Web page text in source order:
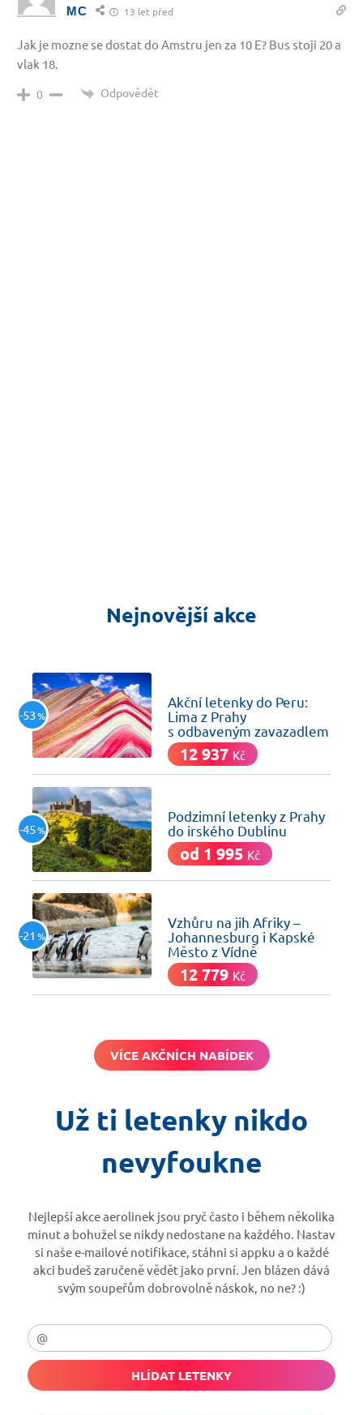
MC 13 let před
Jak je mozne se dostat do Amstru jen za 10 E? Bus stoji 20 a
vlak 18.
0 Odpovědět
Nejnovější akce
-53%
Akční letenky do Peru:
Lima z Prahy
s odbaveným zavazadlem
12 937 Kč
-45%
Podzimní letenky z Prahy
do irského Dublinu
od 1 995 Kč
-21 %
Vzhůru na jih Afriky –
Johannesburg i Kapské
Město z Vídně
12 779 Kč
VÍCE AKČNÍCH NABÍDEK
Už ti letenky nikdo
nevyfoukne
Nejlepší akce aerolinek jsou pryč často i během několika
minut a bohužel se nikdy nedostane na každého. Nastav
si naše e-mailové notifikace, stáhni si appku a o každé
akci budeš zaručeně vědět jako první. Jen blázen dává
svým soupeřům dobrovolně náskok, no ne? :)
HLÍDAT LETENKY